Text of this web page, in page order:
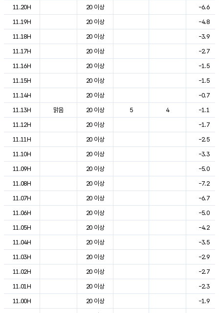
11.20H
20 이상
-6.6
11.19H
20 이상
-4.8
11.18H
20 이상
-3.9
11.17H
20 이상
-2.7
11.16H
20 이상
-1.5
11.15H
20 이상
-1.5
11.14H
20 이상
-0.7
11.13H
맑음 20 이상 5 4
-1.1
11.12H
20 이상
-1.7
11.11H
20 이상
-2.5
11.10H
20 이상
-3.3
11.09H
20 이상
-5.0
11.08H
20 이상
-7.2
11.07H
20 이상
-6.7
11.06H
20 이상
-5.0
11.05H
20 이상
-4.2
11.04H
20 이상
-3.5
11.03H
20 이상
-2.9
11.02H
20 이상
-2.7
11.01H
20 이상
-2.3
11.00H
20 이상
-1.9